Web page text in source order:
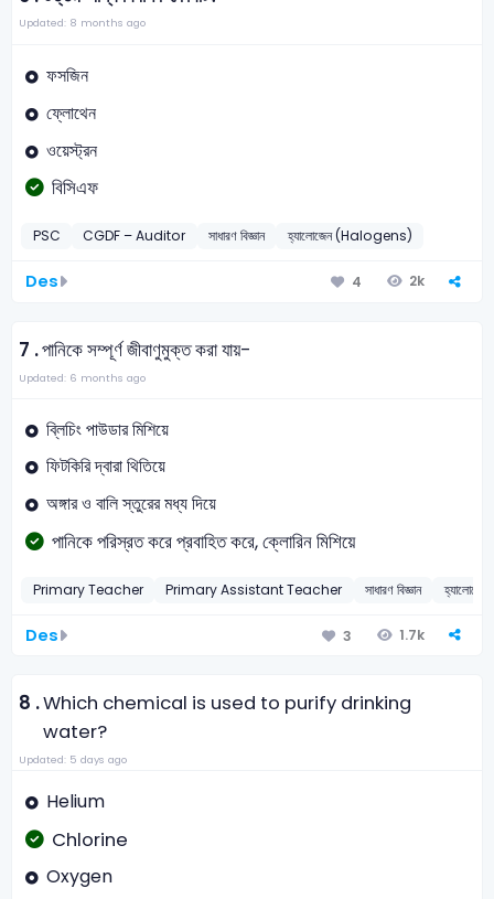
Updated: 8 months ago
ফসজিন
ফ্লোথেন
ওয়েস্ট্রন
বিসিএফ
PSC CGDF – Auditor সাধারণ বিজ্ঞান হ্যালোজেন (Halogens)
Des 4 2k
7 .পানিকে সম্পূর্ণ জীবাণুমুক্ত করা যায়-
Updated: 6 months ago
ব্লিচিং পাউডার মিশিয়ে
ফিটকিরি দ্বারা থিতিয়ে
অঙ্গার ও বালি স্তুরের মধ্য দিয়ে
পানিকে পরিস্রত করে প্রবাহিত করে, ক্লোরিন মিশিয়ে
Primary Teacher Primary Assistant Teacher সাধারণ বিজ্ঞান
Des 3 1.7k
8 .Which chemical is used to purify drinking
water?
Updated: 5 days ago
Helium
Chlorine
Oxygen